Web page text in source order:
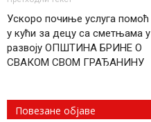
Ускоро почиње услуга помоћ
у кући за децу са сметњама у
развоју ОПШТИНА БРИНЕ О
СВАКОМ СВОМ ГРАЂАНИНУ
Повезане објаве